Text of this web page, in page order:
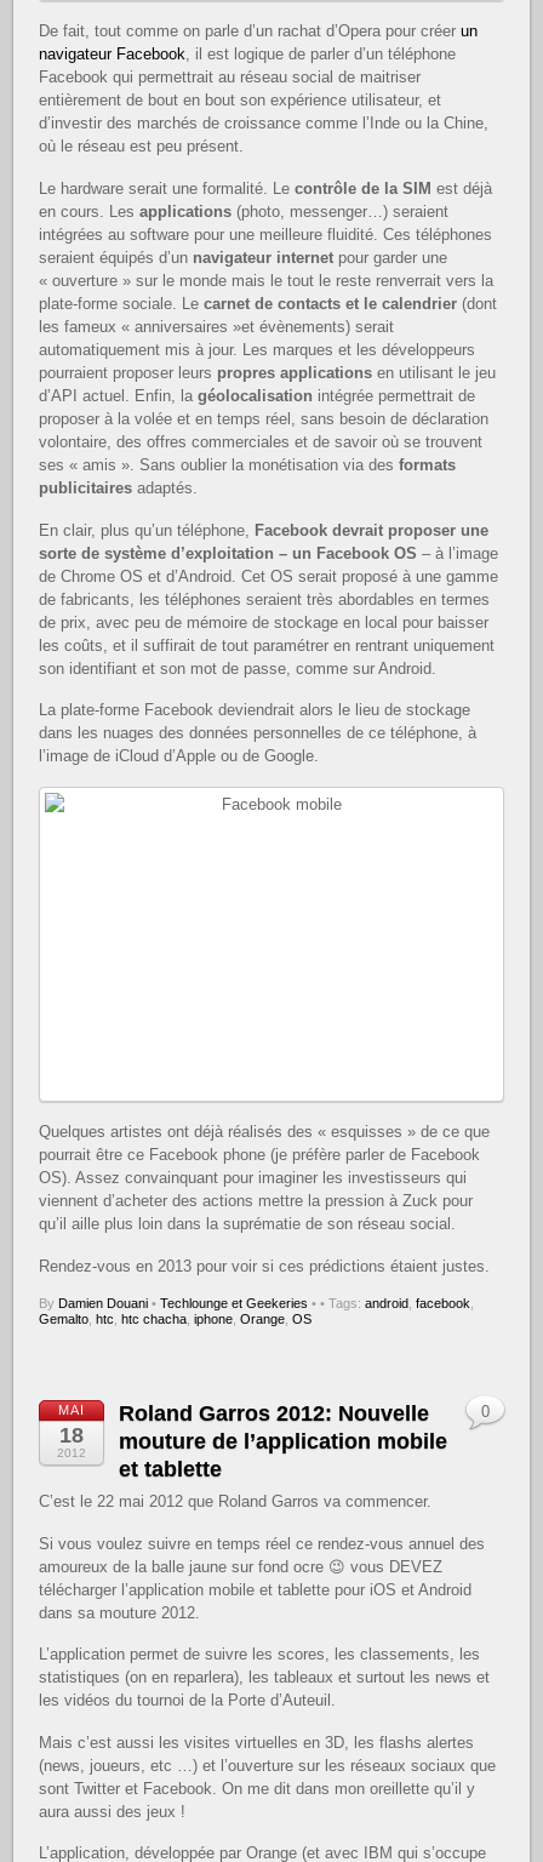
De fait, tout comme on parle d’un rachat d’Opera pour créerun
navigateur Facebook, il est logique de parler d’un téléphone
Facebook qui permettrait au réseau social de maitriser
entièrement de bout en bout son expérience utilisateur, et
d’investir des marchés de croissance comme l’Inde ou la Chine,
où le réseau est peu présent.
Le hardware serait une formalité. Lecontrôle de la SIM est déjà
en cours. Lesapplications (photo, messenger…) seraient
intégrées au software pour une meilleure fluidité. Ces téléphones
seraient équipés d’un navigateur internet pour garder une
« ouverture » sur le monde mais le tout le reste renverrait vers la
plate-forme sociale. Lecarnet de contacts et le calendrier(dont
les fameux « anniversaires »et évènements) serait
automatiquement mis à jour. Les marques et les développeurs
pourraient proposer leurs propres applicationsen utilisant le jeu
d’API actuel. Enfin, lagéolocalisation intégrée permettrait de
proposer à la volée et en temps réel, sans besoin de déclaration
volontaire, des offres commerciales et de savoir où se trouvent
ses « amis ». Sans oublier la monétisation via desformats
publicitaires adaptés.
En clair, plus qu’un téléphone, Facebook devrait proposer une
sorte de système d’exploitation – un Facebook OS – à l’image
de Chrome OS et d’Android. Cet OS serait proposé à une gamme
de fabricants, les téléphones seraient très abordables en termes
de prix, avec peu de mémoire de stockage en local pour baisser
les coûts, et il suffirait de tout paramétrer en rentrant uniquement
son identifiant et son mot de passe, comme sur Android.
La plate-forme Facebook deviendrait alors le lieu de stockage
dans les nuages des données personnelles de ce téléphone, à
l’image de iCloud d’Apple ou de Google.
Quelques artistes ont déjà réalisés des « esquisses » de ce que
pourrait être ce Facebook phone (je préfère parler de Facebook
OS). Assez convainquant pour imaginer les investisseurs qui
viennent d’acheter des actions mettre la pression à Zuck pour
qu’il aille plus loin dans la suprématie de son réseau social.
Rendez-vous en 2013 pour voir si ces prédictions étaient justes.
By Damien Douani • Techlounge et Geekeries • • Tags:android ,facebook
Gemalto htc htc chacha ,iphone ,Orange ,OS
MAI
18
2012
Roland Garros 2012: Nouvelle
mouture de l’application mobile
et tablette
C’est le 22 mai 2012 que Roland Garros va commencer.
Si vous voulez suivre en temps réel ce rendez-vous annuel des
amoureux de la balle jaune sur fond ocre 😉 vous DEVEZ
télécharger l’application mobile et tablette pour iOS et Android
dans sa mouture 2012.
L’application permet de suivre les scores, les classements, les
statistiques (on en reparlera), les tableaux et surtout les news et
les vidéos du tournoi de la Porte d’Auteuil.
Mais c’est aussi les visites virtuelles en 3D, les flashs alertes
(news, joueurs, etc …) et l’ouverture sur les réseaux sociaux que
sont Twitter et Facebook. On me dit dans mon oreillette qu’il y
aura aussi des jeux !
L’application, développée par Orange (et avec IBM qui s’occupe
0